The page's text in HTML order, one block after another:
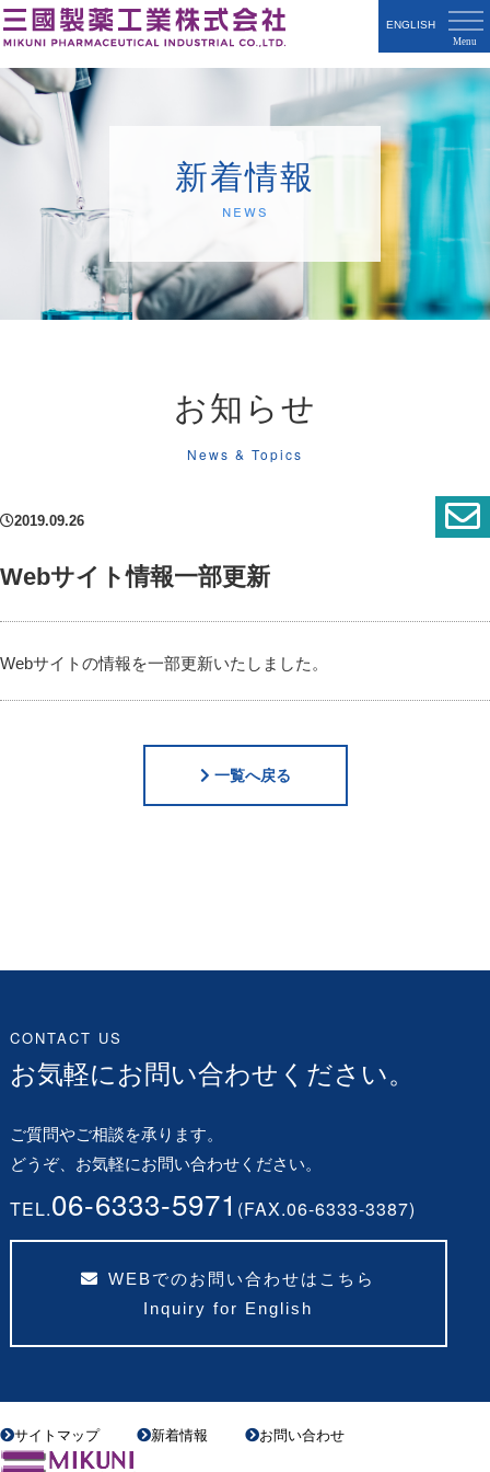
ENGLISH
新着情報
News
お知らせ
News & Topics
2019.09.26
Webサイト情報一部更新
Webサイトの情報を一部更新いたしました。
一覧へ戻る
CONTACT US
お気軽にお問い合わせください。
ご質問やご相談を承ります。
どうぞ、お気軽にお問い合わせください。
TEL.06-6333-5971 (FAX.06-6333-3387)
WEBでのお問い合わせはこちら
Inquiry for English
サイトマップ 新着情報 お問い合わせ